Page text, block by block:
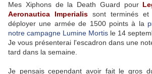
Mes Xiphons de la Death Guard pour
Aeronautica Imperialis sont terminés
déployer une armée de 1500 points à la
notre campagne Lumine Mortis le 14
Je vous présenterai l'escadron dans une
tard dans la semaine.
Je pensais cependant avoir fait le gros